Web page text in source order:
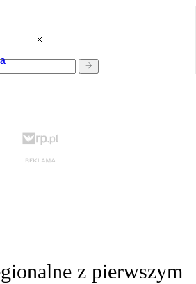
z pierwszym